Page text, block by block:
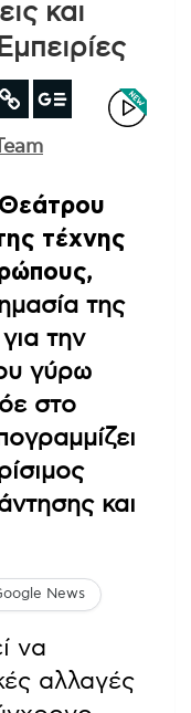
και
τέχνης
,
της
την
γύρω
στο
και
News
να
αλλαγές